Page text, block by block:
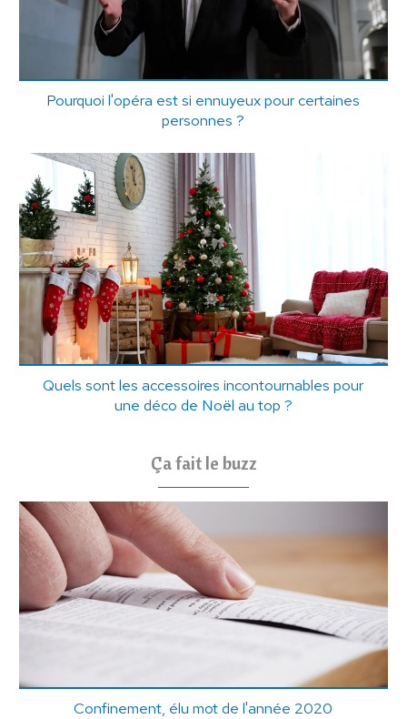
Pourquoi l'opéra est si ennuyeux pour certaines
personnes ?
Quels sont les accessoires incontournables pour
une déco de Noël au top ?
Ça fait le buzz
Confinement, élu mot de l'année 2020